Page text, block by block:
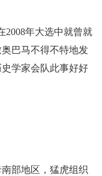
年大选中就曾就
巴马不得不特地发
学家会队此事好好
部地区，猛虎组织